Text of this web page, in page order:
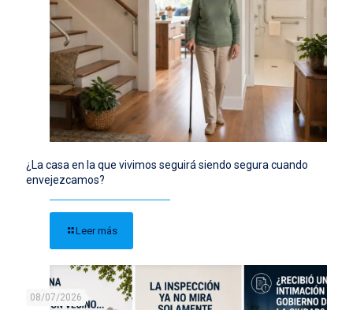
¿La casa en la que vivimos seguirá siendo segura cuando
envejezcamos?
Leer más
08/07/2026